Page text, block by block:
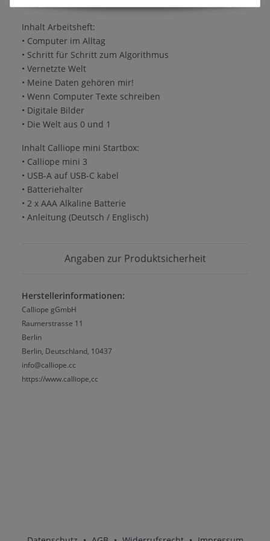
Inhalt Arbeitsheft:
• Computer im Alltag
• Schritt für Schritt zum Algorithmus
• Vernetzte Welt
• Meine Daten gehören mir!
• Wenn Computer Texte schreiben
• Digitale Bilder
• Die Welt aus 0 und 1
Inhalt Calliope mini Startbox:
• Calliope mini 3
• USB-A auf USB-C kabel
• Batteriehalter
• 2 x AAA Alkaline Batterie
• Anleitung (Deutsch / Englisch)
Angaben zur Produktsicherheit
Herstellerinformationen:
Calliope gGmbH
Raumerstrasse 11
Berlin
Berlin, Deutschland, 10437
info@calliope.cc
https://www.calliope,cc